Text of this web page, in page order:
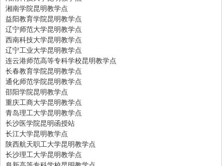
湘南学院昆明教学点
益阳教育学院昆明教学点
辽宁师范大学昆明教学点
西南科技大学昆明教学点
辽宁工业大学昆明教学点
连云港师范高等专科学校昆明教学点
长春教育学院昆明教学点
通化师范学院昆明教学点
邵阳学院昆明教学点
重庆工商大学昆明教学点
青岛理工大学昆明教学点
长沙医学院昆明函授站
长江大学昆明教学点
陕西航天职工大学昆明教学点
长沙理工大学昆明教学点